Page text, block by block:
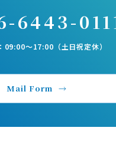
6443-
09:00〜17:00（土日祝定休）
Mail Form